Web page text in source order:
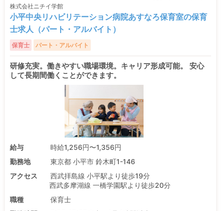
株式会社ニチイ学館
小平中央リハビリテーション病院あすなろ保育室の保育
士求人（パート・アルバイト）
保育士 パート・アルバイト
研修充実。働きやすい職場環境。キャリア形成可能。 安心
して長期間働くことができます。
給与
時給1,256円〜1,356円
勤務地
東京都 小平市 鈴木町1-146
アクセス
西武拝島線 小平駅より徒歩19分
西武多摩湖線 一橋学園駅より徒歩20分
職種
保育士